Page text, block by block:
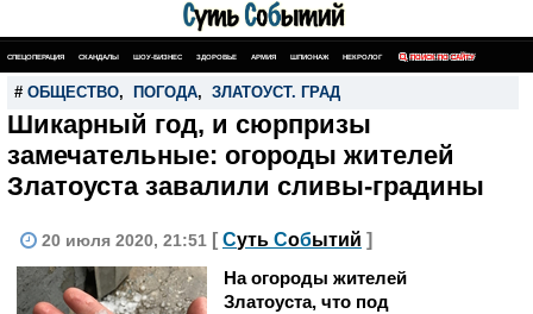
СПЕЦОПЕРАЦИЯ СКАНДАЛЫ ШОУ-БИЗНЕС ЗДОРОВЬЕ АРМИЯ ШПИОНАЖ НЕКРОЛОГ ПОИСК ПО САЙТУ
# ОБЩЕСТВО, ПОГОДА, ЗЛАТОУСТ. ГРАД
Шикарный год, и сюрпризы
замечательные: огороды жителей
Златоуста завалили сливы-градины
20 июля 2020, 21:51 [ Суть Событий ]
На огороды жителей
Златоуста, что под